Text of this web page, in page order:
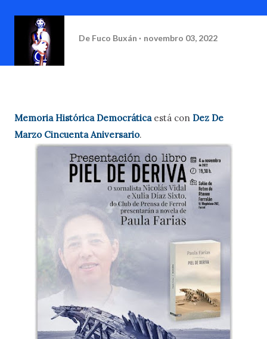
De Fuco Buxán novembro 03, 2022
Memoria Histórica Democráticaestá con Dez De
Marzo Cincuenta Aniversario.